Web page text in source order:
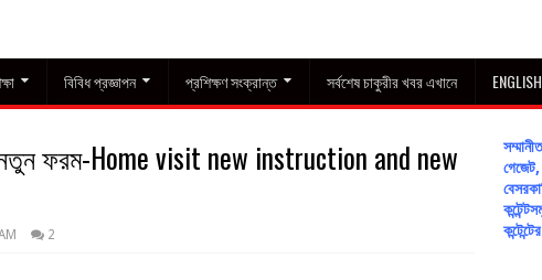
বিবিধ প্রজ্ঞাপন প্রশিক্ষণ সংক্রান্ত সর্বশেষ চাকুরীর খবর এখানে
নতুন ফরম-Home visit new instruction and new
2
গেজেট,